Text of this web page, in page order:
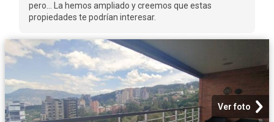
pero... La hemos ampliado y creemos que estas
propiedades te podrían interesar.
Ver foto